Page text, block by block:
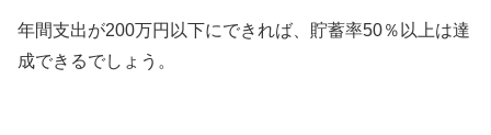
年間支出が200万円以下にできれば、貯蓄率50％以上は達
成できるでしょう。